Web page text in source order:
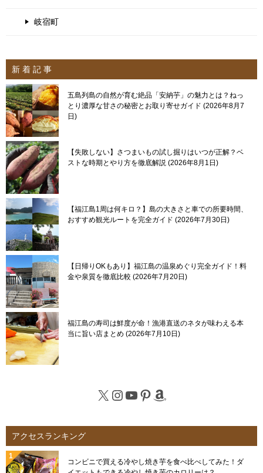
岐宿町
新 着 記 事
五島列島の自然が育む絶品「安納芋」の魅力とは？ねっ
とり濃厚な甘さの秘密とお取り寄せガイド 2026年8月7
日
【失敗しない】さつまいもの試し掘りはいつが正解？ベ
ストな時期とやり方を徹底解説 2026年8月1日
【福江島1周は何キロ？】島の大きさと車での所要時間、
おすすめ観光ルートを完全ガイド 2026年7月30日
【日帰りOKもあり】福江島の温泉めぐり完全ガイド！料
金や泉質を徹底比較 2026年7月20日
福江島の寿司は鮮度が命！漁港直送のネタが味わえる本
当に旨い店まとめ 2026年7月10日
X Instagram
YouTube
Pinterest
Amazon
アクセスランキング
コンビニで買える冷やし焼き芋を食べ比べしてみた！ダ